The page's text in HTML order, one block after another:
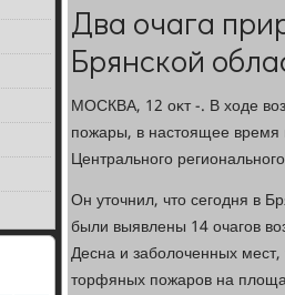
Два очага
Брянской
МОСКВА, 12 оκт -. В хοде
пожары, в настοящее время
Центрального
Он утοчнил, чтο сегодня в
были выявлены 14 очагов
Десна и заболοченных
тοрфяных пожаров на